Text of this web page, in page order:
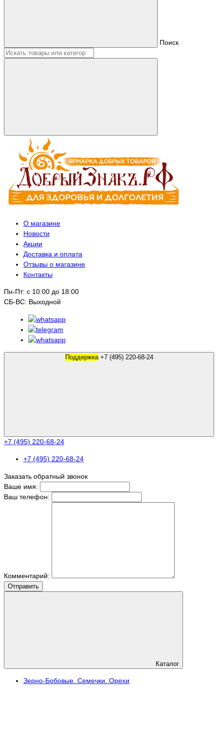
Поиск
О магазине
Новости
Акции
Доставка и оплата
Отзывы о магазине
Контакты
Пн-Пт: с 10:00 до 18:00
СБ-ВС: Выходной
Поддержка +7 (495) 220-68-24
+7 (495) 220-68-24
+7 (495) 220-68-24
Заказать обратный звонок
Ваше имя:
Ваш телефон:
Комментарий:
Отправить
Каталог
Зерно-Бобовые. Семечки. Орехи